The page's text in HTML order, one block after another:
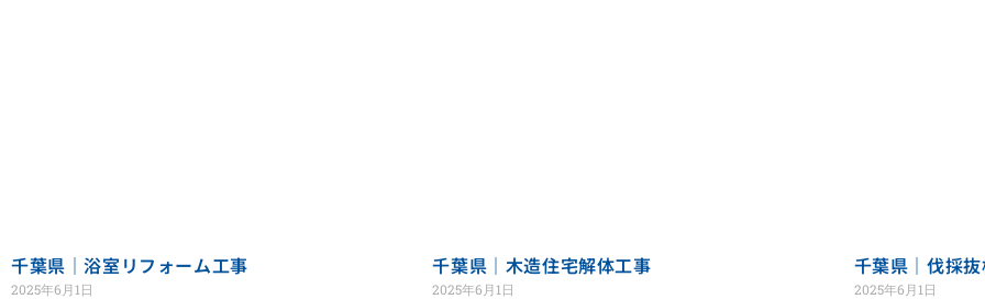
千葉県｜浴室リフォーム工事
2025年6月1日
千葉県｜木造住宅解体工事
2025年6月1日
千葉県｜伐採
2025年6月1日